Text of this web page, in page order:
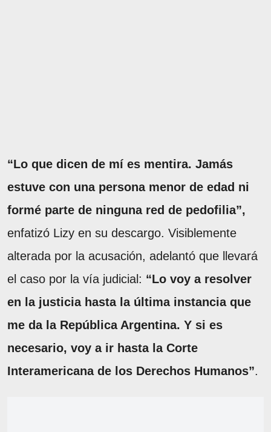
“Lo que dicen de mí es mentira. Jamás
estuve con una persona menor de edad ni
formé parte de ninguna red de pedofilia”,
enfatizó Lizy en su descargo. Visiblemente
alterada por la acusación, adelantó que llevará
el caso por la vía judicial: “Lo voy a resolver
en la justicia hasta la última instancia que
me da la República Argentina. Y si es
necesario, voy a ir hasta la Corte
Interamericana de los Derechos Humanos”.